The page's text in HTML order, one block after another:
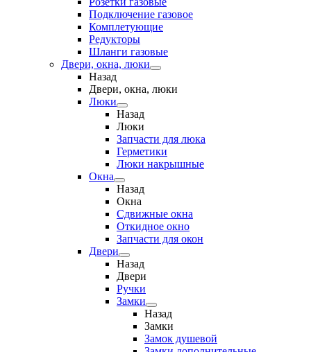
Подключение газовое
Комплетующие
Редукторы
Шланги газовые
Двери, окна, люки
Назад
Двери, окна, люки
Люки
Назад
Люки
Запчасти для люка
Герметики
Люки накрышные
Окна
Назад
Окна
Сдвижные окна
Откидное окно
Запчасти для окон
Двери
Назад
Двери
Ручки
Замки
Назад
Замки
Замок душевой